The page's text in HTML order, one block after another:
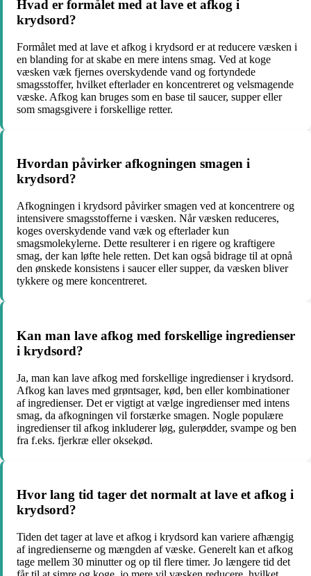
Hvad er formålet med at lave et afkog i
krydsord?
Formålet med at lave et afkog i krydsord er at reducere væsken i
en blanding for at skabe en mere intens smag. Ved at koge
væsken væk fjernes overskydende vand og fortyndede
smagsstoffer, hvilket efterlader en koncentreret og velsmagende
væske. Afkog kan bruges som en base til saucer, supper eller
som smagsgivere i forskellige retter.
Hvordan påvirker afkogningen smagen i
krydsord?
Afkogningen i krydsord påvirker smagen ved at koncentrere og
intensivere smagsstofferne i væsken. Når væsken reduceres,
koges overskydende vand væk og efterlader kun
smagsmolekylerne. Dette resulterer i en rigere og kraftigere
smag, der kan løfte hele retten. Det kan også bidrage til at opnå
den ønskede konsistens i saucer eller supper, da væsken bliver
tykkere og mere koncentreret.
Kan man lave afkog med forskellige ingredienser
i krydsord?
Ja, man kan lave afkog med forskellige ingredienser i krydsord.
Afkog kan laves med grøntsager, kød, ben eller kombinationer
af ingredienser. Det er vigtigt at vælge ingredienser med intens
smag, da afkogningen vil forstærke smagen. Nogle populære
ingredienser til afkog inkluderer løg, gulerødder, svampe og ben
fra f.eks. fjerkræ eller oksekød.
Hvor lang tid tager det normalt at lave et afkog i
krydsord?
Tiden det tager at lave et afkog i krydsord kan variere afhængig
af ingredienserne og mængden af væske. Generelt kan et afkog
tage mellem 30 minutter og op til flere timer. Jo længere tid det